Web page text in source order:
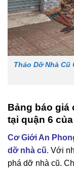
Tháo Dỡ Nhà Cũ
Bảng báo giá
tại quận 6 của
Cơ Giới An
dỡ nhà cũ. Với
phá dỡ nhà cũ.